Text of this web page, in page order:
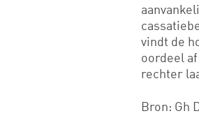
vindt de
oordeel
rechter
Bron: Gh